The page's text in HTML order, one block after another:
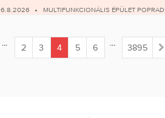
6.8.2026 MULTIFUNKCIONÁLIS ÉPÜLET POPRAD
... 2 3
4
5 6 ... 3895